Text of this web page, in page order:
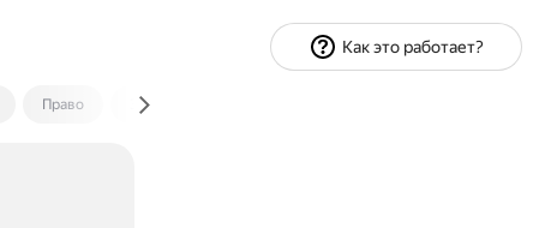
Право Экономика и финансы
Как это работает?